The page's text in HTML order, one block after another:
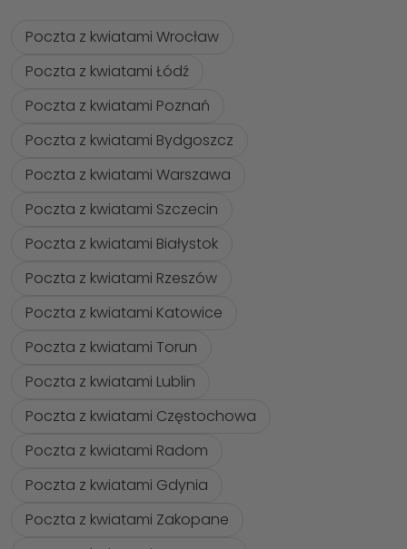
Poczta z kwiatami Wrocław
Poczta z kwiatami Łódź
Poczta z kwiatami Poznań
Poczta z kwiatami Bydgoszcz
Poczta z kwiatami Warszawa
Poczta z kwiatami Szczecin
Poczta z kwiatami Białystok
Poczta z kwiatami Rzeszów
Poczta z kwiatami Katowice
Poczta z kwiatami Torun
Poczta z kwiatami Lublin
Poczta z kwiatami Częstochowa
Poczta z kwiatami Radom
Poczta z kwiatami Gdynia
Poczta z kwiatami Zakopane